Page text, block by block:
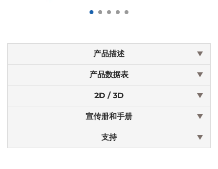
产品描述
产品数据表
2D / 3D
宣传册和手册
支持